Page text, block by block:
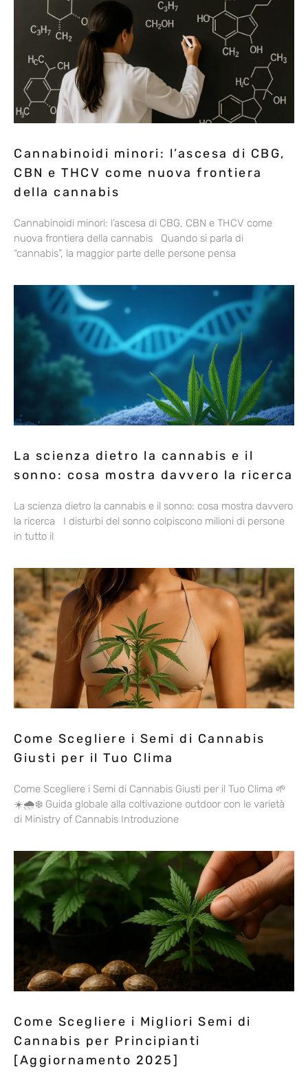
Cannabinoidi minori: l’ascesa di CBG,
CBN e THCV come nuova frontiera
della cannabis
Cannabinoidi minori: l’ascesa di CBG, CBN e THCV come
nuova frontiera della cannabis Quando si parla di
“cannabis”, la maggior parte delle persone pensa
La scienza dietro la cannabis e il
sonno: cosa mostra davvero la ricerca
La scienza dietro la cannabis e il sonno: cosa mostra davvero
la ricerca I disturbi del sonno colpiscono milioni di persone
in tutto il
Come Scegliere i Semi di Cannabis
Giusti per il Tuo Clima
Come Scegliere i Semi di Cannabis Giusti per il Tuo Clima 🌱
☀️🌧️❄️ Guida globale alla coltivazione outdoor con le varietà
di Ministry of Cannabis Introduzione
Come Scegliere i Migliori Semi di
Cannabis per Principianti
[Aggiornamento 2025]